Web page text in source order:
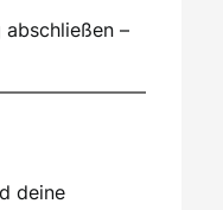
abschließen –
deine